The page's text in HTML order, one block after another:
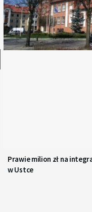
Prawie milion zł na
w Ustce